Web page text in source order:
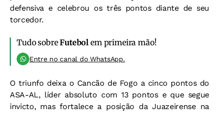
defensiva e celebrou os três pontos diante de seu
torcedor.
Tudo sobreFutebol em primeira mão!
Entre no canal do WhatsApp.
O triunfo deixa o Cancão de Fogo a cinco pontos do
ASA-AL, líder absoluto com 13 pontos e que segue
invicto, mas fortalece a posição da Juazeirense na